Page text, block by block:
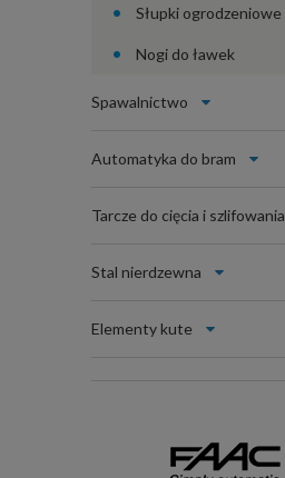
Słupki ogrodzeniowe
Nogi do ławek
Spawalnictwo
Automatyka do bram
Tarcze do cięcia i szlifowania
Stal nierdzewna
Elementy kute